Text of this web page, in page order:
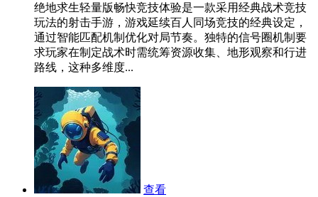
绝地求生轻量版畅快竞技体验是一款采用经典战术竞技
玩法的射击手游，游戏延续百人同场竞技的经典设定，
通过智能匹配机制优化对局节奏。独特的信号圈机制要
求玩家在制定战术时需统筹资源收集、地形观察和行进
路线，这种多维度...
查看